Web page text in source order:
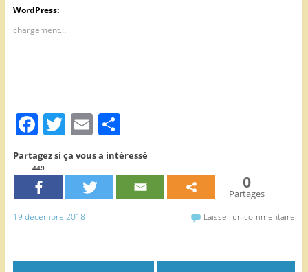
WordPress:
chargement…
F
a
c
e
b
o
T
w
itt
er
E
m
ai
l
P
ar
ta
Partagez si ça vous a intéressé
449
0
Partages
19 décembre 2018 Laisser un commentaire